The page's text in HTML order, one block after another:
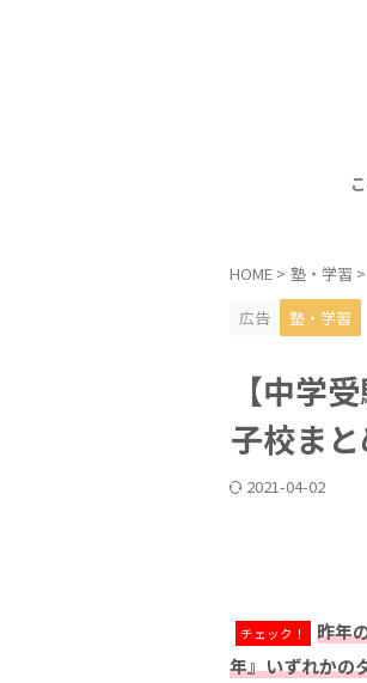
HOME > 塾・学習 >
広告
塾・学習
【中学
子校ま
2021-04-02
チェック！
昨年
年』いずれかの